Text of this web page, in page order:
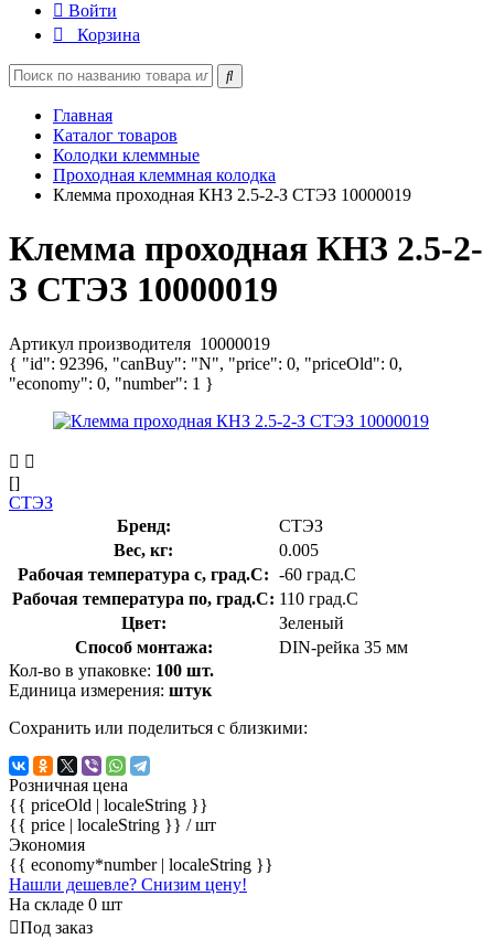
Войти
Корзина
Главная
Каталог товаров
Колодки клеммные
Проходная клеммная колодка
Клемма проходная КНЗ 2.5-2-З СТЭЗ 10000019
Клемма проходная КНЗ 2.5-2-
З СТЭЗ 10000019
Артикул производителя 10000019
{ "id": 92396, "canBuy": "N", "price": 0, "priceOld": 0,
"economy": 0, "number": 1 }
[]
СТЭЗ
Бренд:
СТЭЗ
Вес, кг:
0.005
Рабочая температура с, град.C: -60 град.C
Рабочая температура по, град.C: 110 град.C
Цвет:
Зеленый
Способ монтажа:
DIN-рейка 35 мм
Кол-во в упаковке: 100 шт.
Единица измерения: штук
Сохранить или поделиться с близкими:
Розничная цена
{{ priceOld | localeString }}
{{ price | localeString }} / шт
Экономия
{{ economy*number | localeString }}
Нашли дешевле? Снизим цену!
На складе 0 шт
Под заказ